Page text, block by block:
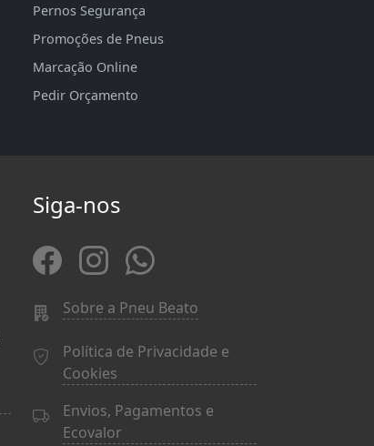
Pernos Segurança
Promoções de Pneus
Marcação Online
Pedir Orçamento
Siga-nos
Sobre a Pneu Beato
Política de Privacidade e
Cookies
Envios, Pagamentos e
Ecovalor